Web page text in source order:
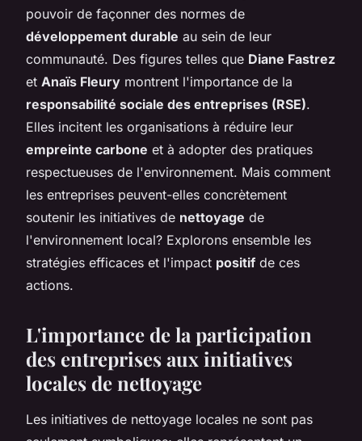
pouvoir de façonner des normes de
développement durable au sein de leur
communauté. Des figures telles que Diane Fastrez
et Anaïs Fleury montrent l'importance de la
responsabilité sociale des entreprises (RSE).
Elles incitent les organisations à réduire leur
empreinte carbone et à adopter des pratiques
respectueuses de l'environnement. Mais comment
les entreprises peuvent-elles concrètement
soutenir les initiatives de nettoyage de
l'environnement local? Explorons ensemble les
stratégies efficaces et l'impact positif de ces
actions.
L'importance de la participation
des entreprises aux initiatives
locales de nettoyage
Les initiatives de nettoyage locales ne sont pas